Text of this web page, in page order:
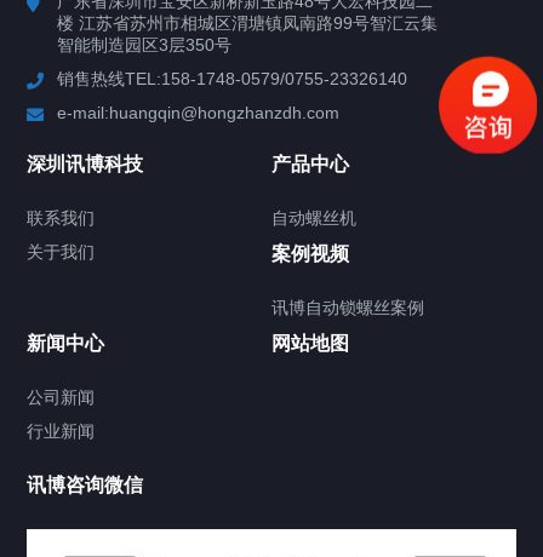
行业案例
联系我们
关于我们
楼 江苏省苏州市相城区渭塘镇凤南路99号智汇云集
智能制造园区3层350号
销售热线TEL:158-1748-0579/0755-23326140
e-mail:huangqin@hongzhanzdh.com
深圳讯博科技
联系我们
关于我们
产品中心
自动螺丝机
案例视频
讯博自动锁螺丝案例
新闻中心
公司新闻
行业新闻
网站地图
讯博咨询微信